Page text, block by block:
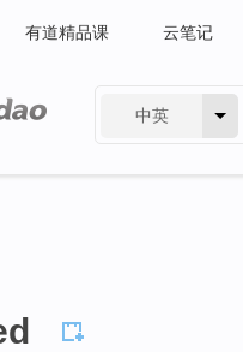
有道精品课 云笔记
中英